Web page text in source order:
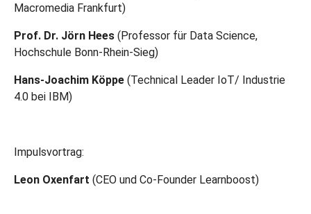
Macromedia Frankfurt)
Prof. Dr. Jörn Hees (Professor für Data Science,
Hochschule Bonn-Rhein-Sieg)
Hans-Joachim Köppe (Technical Leader IoT/ Industrie
4.0 bei IBM)
Impulsvortrag:
Leon Oxenfart (CEO und Co-Founder Learnboost)